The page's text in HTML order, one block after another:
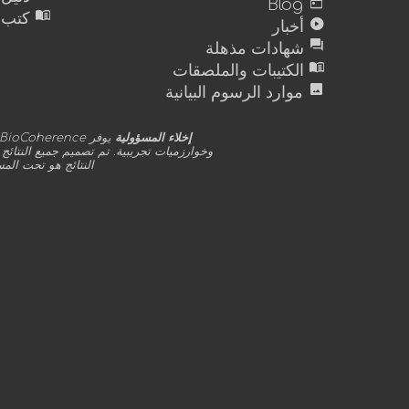
play_circle أخبار
forum شهادات مذهلة
menu_book الكتيبات والملصقات
image موارد الرسوم البيانية
menu_book كتب
إخلاء المسؤولية
وخوارزميات تجريبية. تم تصميم جميع
النتائج هو تحت